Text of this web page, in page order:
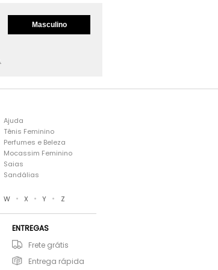
Masculino
Ajuda
Tênis Feminino
Perfumes e Beleza
Mocassim Feminino
Saias
Sandálias
W • X • Y • Z
ENTREGAS
Frete grátis
Entrega rápida